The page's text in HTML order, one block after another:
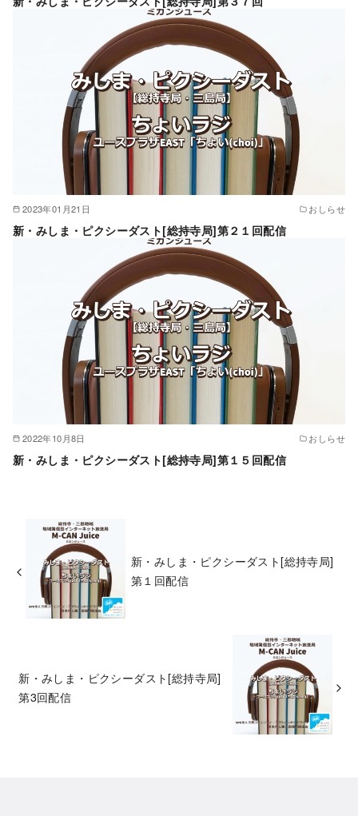
2023年01月21日 おしらせ
新・みしま・ピクシーダスト[総持寺局]第２１回配信
2022年10月8日 おしらせ
新・みしま・ピクシーダスト[総持寺局]第１５回配信
新・みしま・ピクシーダスト[総持寺局]
第１回配信
新・みしま・ピクシーダスト[総持寺局]
第3回配信